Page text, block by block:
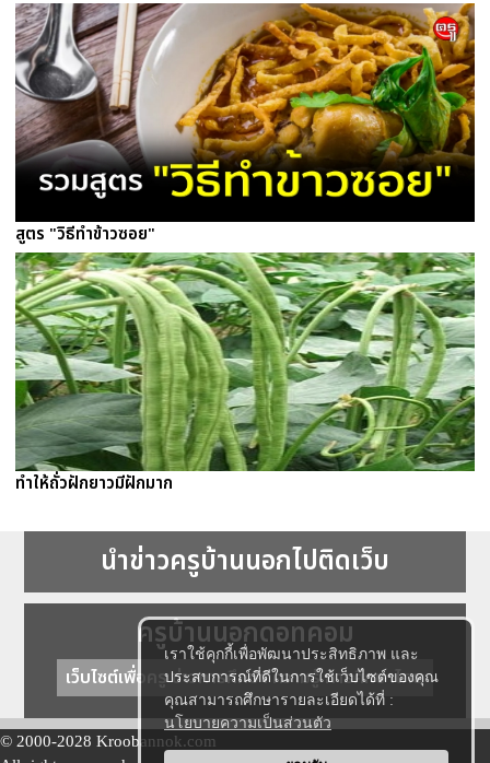
เราใช้คุกกี้เพื่อพัฒนาประสิทธิภาพ และ
ประสบการณ์ที่ดีในการใช้เว็บไซต์ของคุณ
คุณสามารถศึกษารายละเอียดได้ที่ :
นโยบายความเป็นส่วนตัว
สูตร "วิธีทำข้าวซอย"
ทำให้ถั่วฝักยาวมีฝักมาก
นำข่าวครูบ้านนอกไปติดเว็บ
ครูบ้านนอกดอทคอม
เว็บไซต์เพื่อครู ข่าวการศึกษา ความรู้ การศึกษาไทย
© 2000-2028 Kroobannok.com